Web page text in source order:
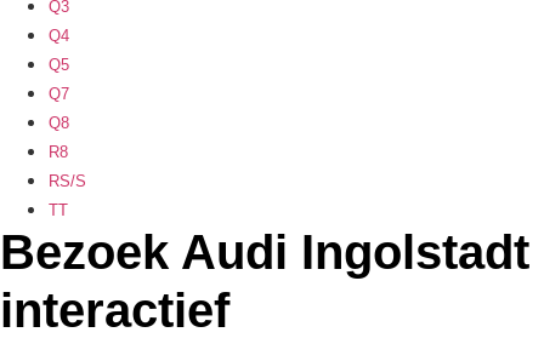
Q3
Q4
Q5
Q7
Q8
R8
RS/S
TT
Bezoek Audi Ingolstadt
interactief